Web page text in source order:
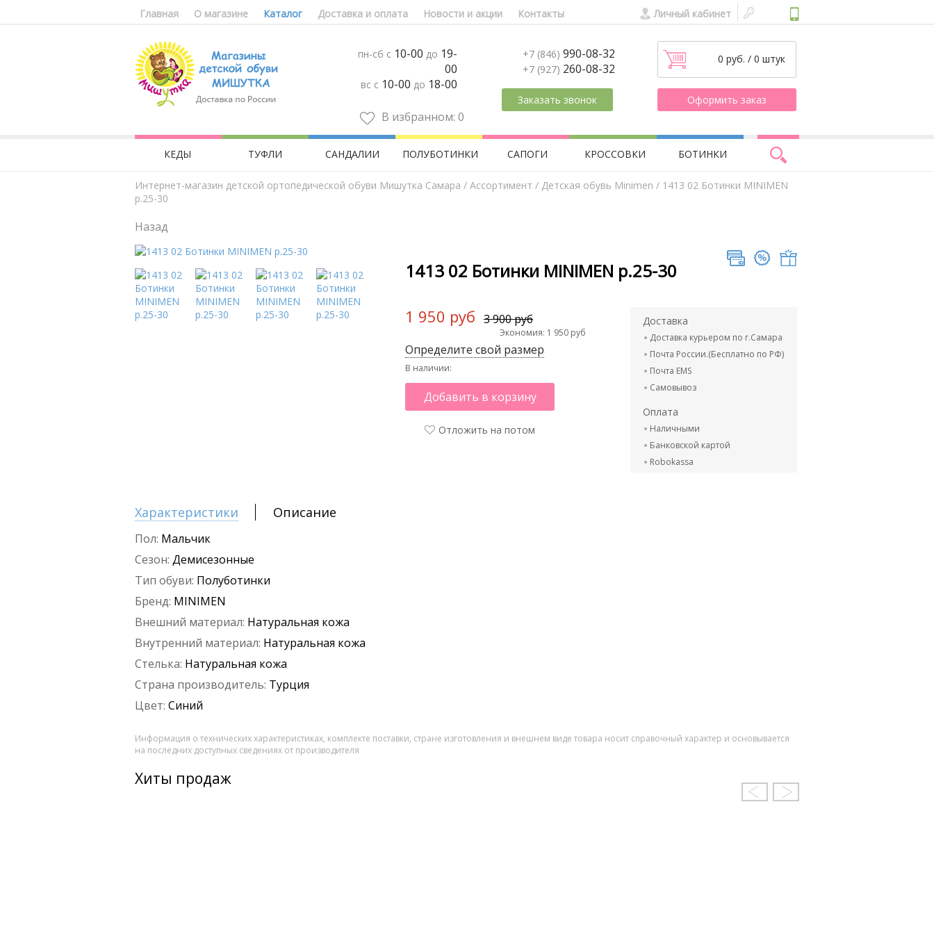
Главная О магазине Каталог Доставка и оплата Новости и акции Контакты Личный кабинет
пн-сб с 10-00 до 19-
00
вс с 10-00 до 18-00
В избранном: 0
+7 (846) 990-08-32
+7 (927) 260-08-32
Заказать звонок
0 руб. / 0 штук
Оформить заказ
КЕДЫ ТУФЛИ САНДАЛИИ ПОЛУБОТИНКИ САПОГИ КРОССОВКИ БОТИНКИ
Интернет-магазин детской ортопедической обуви Мишутка Самара / Aссортимент / Детская обувь Minimen / 1413 02 Ботинки MINIMEN
р.25-30
Назад
1413 02 Ботинки MINIMEN р.25-30
1 950 руб 3 900 руб
Экономия: 1 950 руб
Определите свой размер
В наличии:
Добавить в корзину
Отложить на потом
Доставка
Доставка курьером по г.Самара
Почта России.(Бесплатно по РФ)
Почта EMS
Самовывоз
Оплата
Наличными
Банковской картой
Robokassa
Характеристики Описание
Пол: Мальчик
Сезон: Демисезонные
Тип обуви: Полуботинки
Бренд: MINIMEN
Внешний материал: Натуральная кожа
Внутренний материал: Натуральная кожа
Стелька: Натуральная кожа
Страна производитель: Турция
Цвет: Синий
Информация о технических характеристиках, комплекте поставки, стране изготовления и внешнем виде товара носит справочный характер и основывается
на последних доступных сведениях от производителя
Хиты продаж